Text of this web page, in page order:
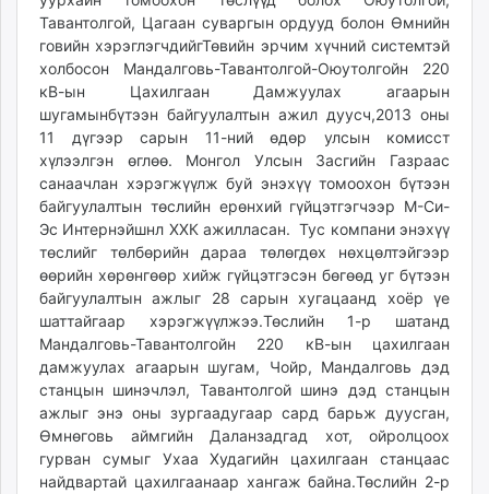
ikon.mn
mnb.mn
Livetv.mn
Eguur.mn
24tsag.mn
shuud.mn
eagle.mn
ergelt.mn
zarig.mn
today.mn
zuv.mn
mminfo.mn
ugluu.mn
urlag.mn
unen.mn
asu.mn
shudarga.mn
shuurhai.mn
Тавантолгой, Цагаан суваргын ордууд болон Өмнийн
говийн хэрэглэгчдийгТөвийн эрчим хүчний системтэй
холбосон Мандалговь-Тавантолгой-Оюутолгойн 220
кВ-ын Цахилгаан Дамжуулах агаарын
шугамынбүтээн байгуулалтын ажил дуусч,2013 оны
11 дүгээр сарын 11-ний өдөр улсын комисст
хүлээлгэн өглөө. Монгол Улсын Засгийн Газраас
санаачлан хэрэгжүүлж буй энэхүү томоохон бүтээн
байгуулалтын төслийн ерөнхий гүйцэтгэгчээр М-Си-
Эс Интернэйшнл ХХК ажилласан. Тус компани энэхүү
төслийг төлбөрийн дараа төлөгдөх нөхцөлтэйгээр
өөрийн хөрөнгөөр хийж гүйцэтгэсэн бөгөөд уг бүтээн
байгуулалтын ажлыг 28 сарын хугацаанд хоёр үе
шаттайгаар хэрэгжүүлжээ.Төслийн 1-р шатанд
Мандалговь-Тавантолгойн 220 кВ-ын цахилгаан
дамжуулах агаарын шугам, Чойр, Мандалговь дэд
станцын шинэчлэл, Тавантолгой шинэ дэд станцын
ажлыг энэ оны зургаадугаар сард барьж дуусган,
Өмнөговь аймгийн Даланзадгад хот, ойролцоох
гурван сумыг Ухаа Худагийн цахилгаан станцаас
найдвартай цахилгаанаар хангаж байна.Төслийн 2-р